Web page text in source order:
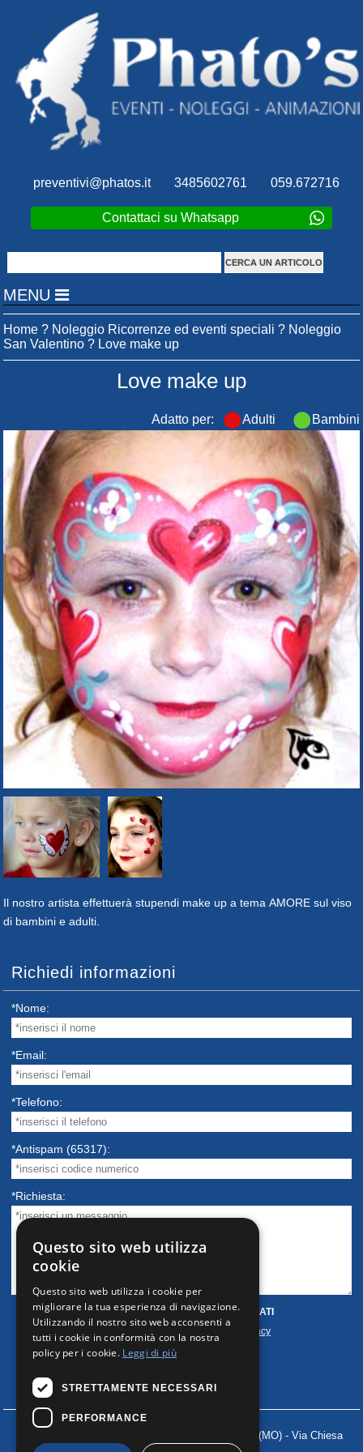
preventivi@phatos.it 3485602761 059.672716
Contattaci su Whatsapp
MENU
Home ? Noleggio Ricorrenze ed eventi speciali ? Noleggio
San Valentino ? Love make up
Love make up
Adatto per: Adulti Bambini
Il nostro artista effettuerà stupendi make up a tema AMORE sul viso
di bambini e adulti.
Richiedi informazioni
*Nome:
*Email:
*Telefono:
*Antispam (65317):
*Richiesta:
AUTORIZZAZIONE TRATTAMENTO DATI
Informativa sulla privacy
41030 ROVERETO s/S (MO) - Via Chiesa
Questo sito web utilizza
cookie
Questo sito web utilizza i cookie per
migliorare la tua esperienza di navigazione.
Utilizzando il nostro sito web acconsenti a
tutti i cookie in conformità con la nostra
policy per i cookie. Leggi di più
STRETTAMENTE NECESSARI
PERFORMANCE